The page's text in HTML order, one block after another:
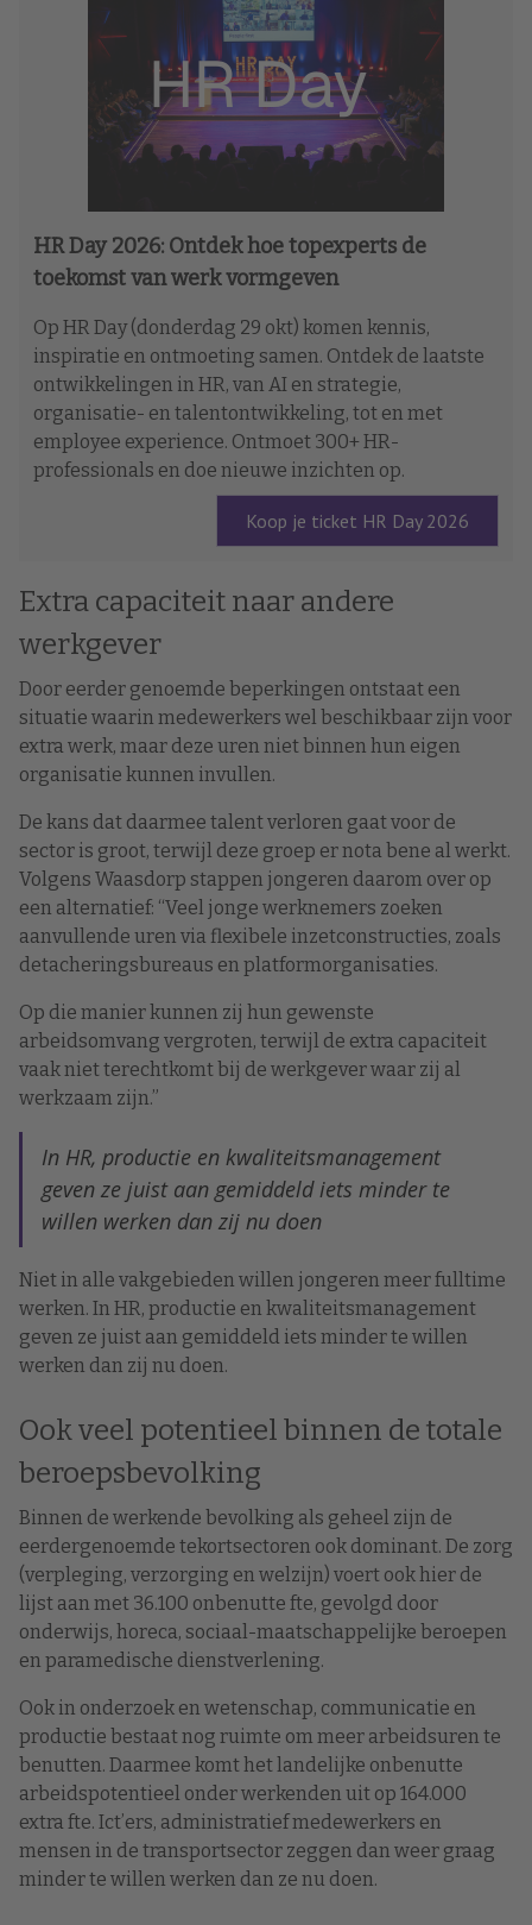
HR Day 2026: Ontdek hoe topexperts de
toekomst van werk vormgeven
Op HR Day (donderdag 29 okt) komen kennis,
inspiratie en ontmoeting samen. Ontdek de laatste
ontwikkelingen in HR, van AI en strategie,
organisatie- en talentontwikkeling, tot en met
employee experience. Ontmoet 300+ HR-
professionals en doe nieuwe inzichten op.
Koop je ticket HR Day 2026
Extra capaciteit naar andere
werkgever
Door eerder genoemde beperkingen ontstaat een
situatie waarin medewerkers wel beschikbaar zijn voor
extra werk, maar deze uren niet binnen hun eigen
organisatie kunnen invullen.
De kans dat daarmee talent verloren gaat voor de
sector is groot, terwijl deze groep er nota bene al werkt.
Volgens Waasdorp stappen jongeren daarom over op
een alternatief: “Veel jonge werknemers zoeken
aanvullende uren via flexibele inzetconstructies, zoals
detacheringsbureaus en platformorganisaties.
Op die manier kunnen zij hun gewenste
arbeidsomvang vergroten, terwijl de extra capaciteit
vaak niet terechtkomt bij de werkgever waar zij al
werkzaam zijn.”
In HR, productie en kwaliteitsmanagement
geven ze juist aan gemiddeld iets minder te
willen werken dan zij nu doen
Niet in alle vakgebieden willen jongeren meer fulltime
werken. In HR, productie en kwaliteitsmanagement
geven ze juist aan gemiddeld iets minder te willen
werken dan zij nu doen.
Ook veel potentieel binnen de totale
beroepsbevolking
Binnen de werkende bevolking als geheel zijn de
eerdergenoemde tekortsectoren ook dominant. De zorg
(verpleging, verzorging en welzijn) voert ook hier de
lijst aan met 36.100 onbenutte fte, gevolgd door
onderwijs, horeca, sociaal-maatschappelijke beroepen
en paramedische dienstverlening.
Ook in onderzoek en wetenschap, communicatie en
productie bestaat nog ruimte om meer arbeidsuren te
benutten. Daarmee komt het landelijke onbenutte
arbeidspotentieel onder werkenden uit op 164.000
extra fte. Ict’ers, administratief medewerkers en
mensen in de transportsector zeggen dan weer graag
minder te willen werken dan ze nu doen.